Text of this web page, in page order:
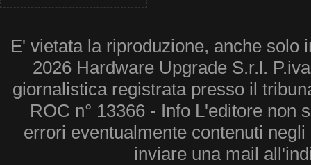
E' vietata la riproduzione, anche solo
2026 Hardware Upgrade S.r.l.
giornalistica registrata presso il
ROC n° 13366 - Info L'editore non
errori eventualmente contenuti
inviare una mail